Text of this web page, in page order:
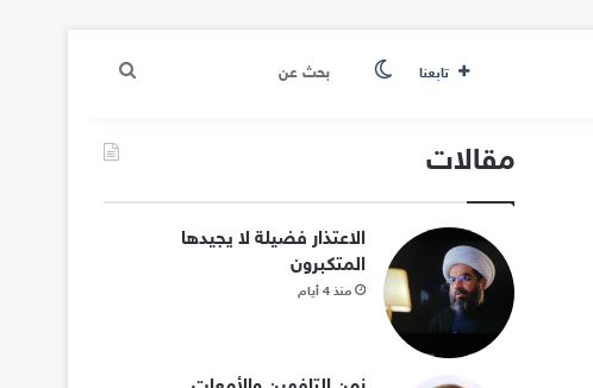
تابعنا الوضع المظلم بحث
مقالات
الاعتذار فضيلة لا يجيدها
المتكبرون
منذ 4 أيام